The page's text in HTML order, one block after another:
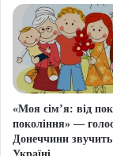
«Моя сім’я: від
покоління» —
Донеччини звучить